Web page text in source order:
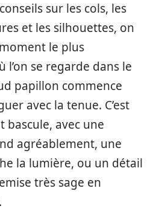
sur les cols, les
et les silhouettes, on
le plus
l’on se regarde dans le
papillon commence
avec la tenue. C’est
bascule, avec une
agréablement, une
la lumière, ou un détail
très sage en